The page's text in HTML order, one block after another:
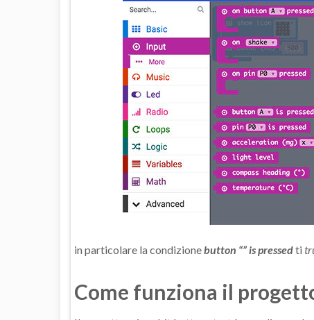
in particolare la condizionebutton “” is pressedti
Come funziona il